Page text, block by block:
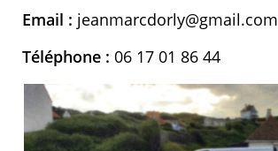
Email : jeanmarcdorly@gmail.com
Téléphone : 06 17 01 86 44